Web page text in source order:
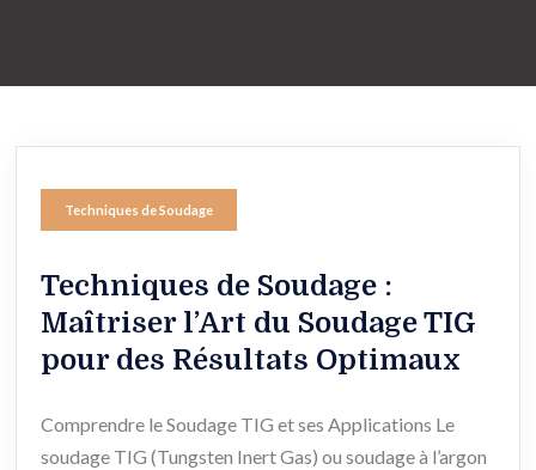
Techniques de Soudage
Techniques de Soudage :
Maîtriser l’Art du Soudage TIG
pour des Résultats Optimaux
Comprendre le Soudage TIG et ses Applications Le
soudage TIG (Tungsten Inert Gas) ou soudage à l’argon